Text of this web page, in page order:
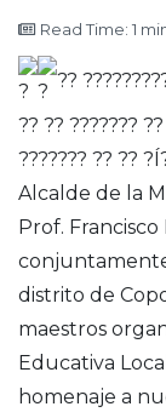
Read Time: 1
??
?? ?? ???????
??????? ?? ??
Alcalde de la
Prof.
distrito de
maestros
Educativa
homenaje a